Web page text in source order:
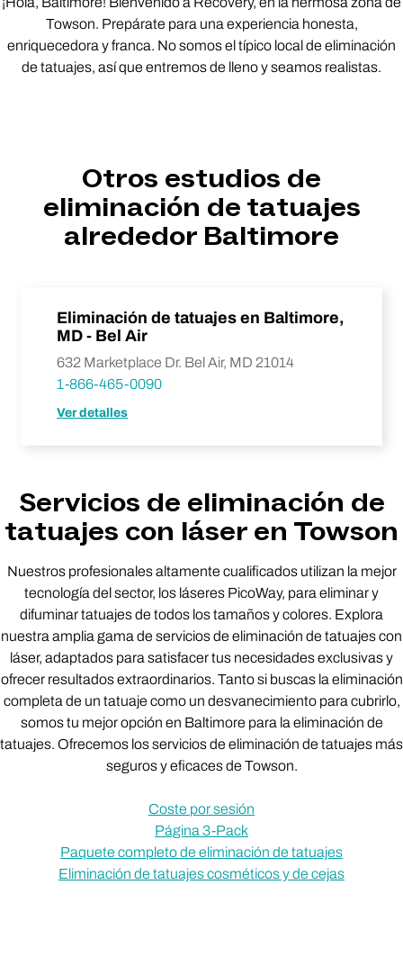
Towson. Prepárate para una experiencia honesta,
enriquecedora y franca. No somos el típico local de eliminación
de tatuajes, así que entremos de lleno y seamos realistas.
Otros estudios de
eliminación de tatuajes
alrededor Baltimore
Eliminación de tatuajes en Baltimore,
MD - Bel Air
632 Marketplace Dr. Bel Air, MD 21014
1-866-465-0090
Ver detalles
Servicios de eliminación de
tatuajes con láser en Towson
Nuestros profesionales altamente cualificados utilizan la mejor
tecnología del sector, los láseres PicoWay, para eliminar y
difuminar tatuajes de todos los tamaños y colores. Explora
nuestra amplia gama de servicios de eliminación de tatuajes con
láser, adaptados para satisfacer tus necesidades exclusivas y
ofrecer resultados extraordinarios. Tanto si buscas la eliminación
completa de un tatuaje como un desvanecimiento para cubrirlo,
somos tu mejor opción en Baltimore para la eliminación de
tatuajes. Ofrecemos los servicios de eliminación de tatuajes más
seguros y eficaces de Towson.
Coste por sesión
Página 3-Pack
Paquete completo de eliminación de tatuajes
Eliminación de tatuajes cosméticos y de cejas